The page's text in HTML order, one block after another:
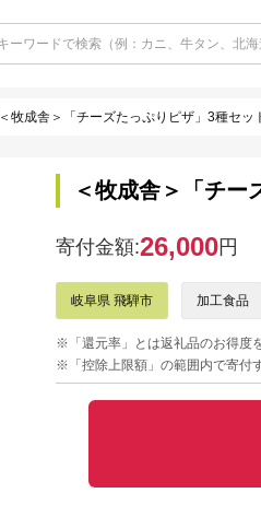
＜牧成舎＞「チーズたっぷりピザ」3種セッ
＜牧成舎＞「チー
寄付金額:26,000円
岐阜県 飛騨市 加工食品
※「還元率」とは返礼品のお得度
※「控除上限額」の範囲内で寄付